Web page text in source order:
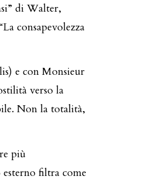
di Walter,
consapevolezza
e con Monsieur
verso la
Non la totalità,
più
filtra come